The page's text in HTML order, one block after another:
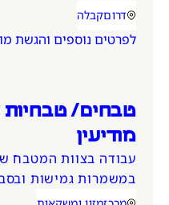
הלילה.
אזור המשרה
דרוםקטגוריית משרה
קבלה
לפרטים נוספים והגשת
טבחים/ טבחיות
מודיעין
עבודה בצוות המטבח
במשמרות גמישות
המשרה מיועדת